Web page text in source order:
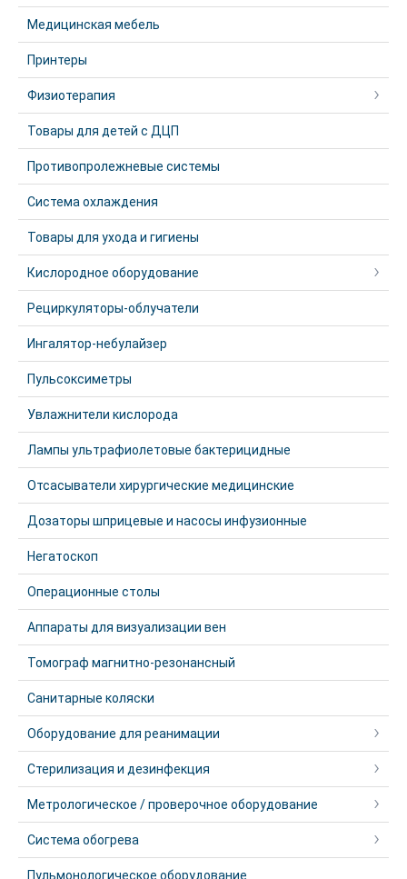
Медицинская мебель
Принтеры
Физиотерапия
Товары для детей с ДЦП
Противопролежневые системы
Система охлаждения
Товары для ухода и гигиены
Кислородное оборудование
Рециркуляторы-облучатели
Ингалятор-небулайзер
Пульсоксиметры
Увлажнители кислорода
Лампы ультрафиолетовые бактерицидные
Отсасыватели хирургические медицинские
Дозаторы шприцевые и насосы инфузионные
Негатоскоп
Операционные столы
Аппараты для визуализации вен
Томограф магнитно-резонансный
Санитарные коляски
Оборудование для реанимации
Стерилизация и дезинфекция
Метрологическое / проверочное оборудование
Система обогрева
Пульмонологическое оборудование